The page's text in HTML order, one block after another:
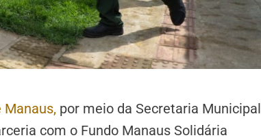
por meio da Secretaria Municipal
com o Fundo Manaus Solidária